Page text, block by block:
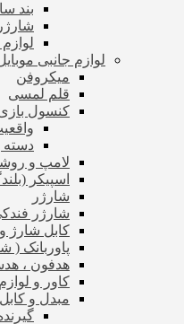
بند
لوازم جانبی
میکروفن
قلم لمسی
کنسول
دسته
لامپ و
اسپیکر
شارژر
شارژر
کابل شارژ و
پاوربانک (
هدفون ،
کاور و
مبدل و